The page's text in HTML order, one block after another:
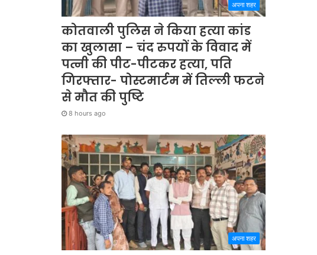
अपना शहर
कोतवाली पुलिस ने किया हत्या कांड
का खुलासा – चंद रुपयों के विवाद में
पत्नी की पीट-पीटकर हत्या, पति
गिरफ्तार- पोस्टमार्टम में तिल्ली फटने
से मौत की पुष्टि
8 hours ago
अपना शहर